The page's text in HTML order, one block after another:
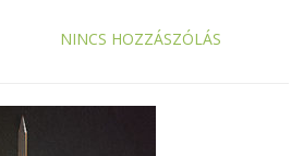
NINCS HOZZÁSZÓLÁS